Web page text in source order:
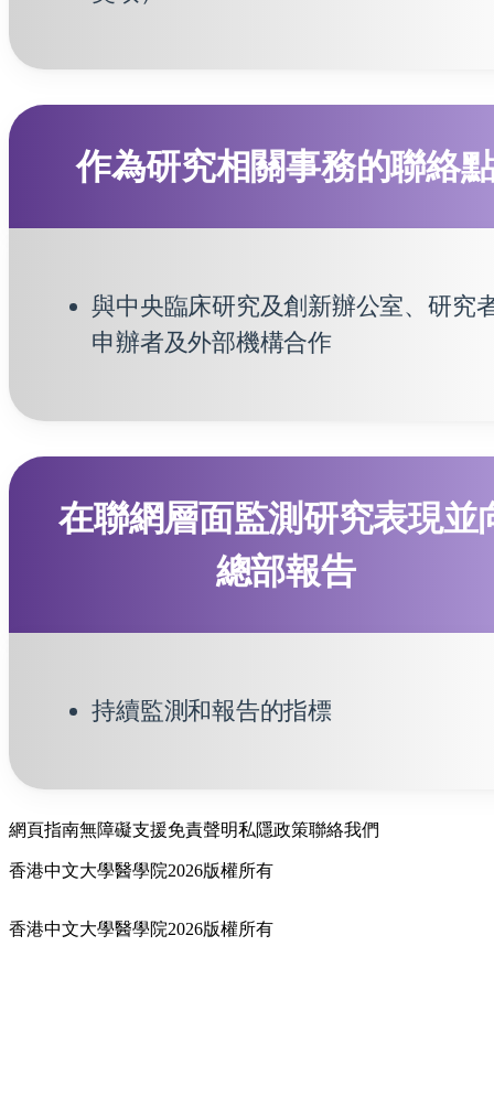
作為研究相關事務的聯絡
與中央臨床研究及創新辦公室、研究
申辦者及外部機構合作
在聯網層面監測研究表現並
總部報告
持續監測和報告的指標
網頁指南無障礙支援免責聲明私隱政策聯絡我們
香港中文大學醫學院2026版權所有
香港中文大學醫學院2026版權所有